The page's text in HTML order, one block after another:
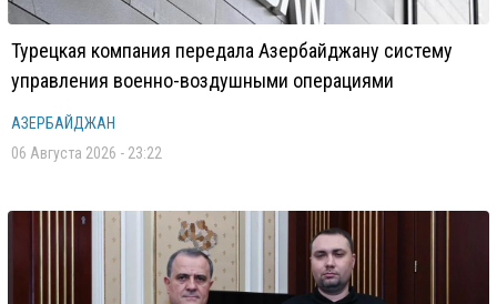
Турецкая компания передала Азербайджану систему
управления военно-воздушными операциями
АЗЕРБАЙДЖАН
06 Августа 2026 - 23:22